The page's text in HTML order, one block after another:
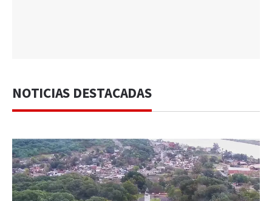
NOTICIAS DESTACADAS